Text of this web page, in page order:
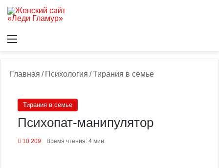
Главная / Психология /Тирания в семье
Тирания в семье
Психопат-манипулятор
10 209 Время чтения: 4 мин.